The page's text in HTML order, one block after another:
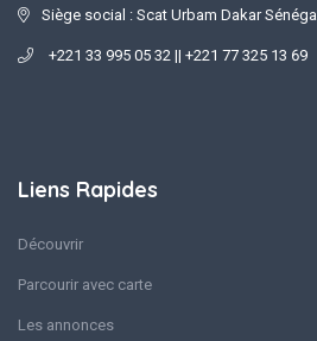
Siège social : Scat Urbam Dakar Sénégal
+221 33 995 05 32 || +221 77 325 13 69
Liens Rapides
Découvrir
Parcourir avec carte
Les annonces